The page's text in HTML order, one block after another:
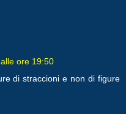
ore 19:50
di straccioni e non di figure